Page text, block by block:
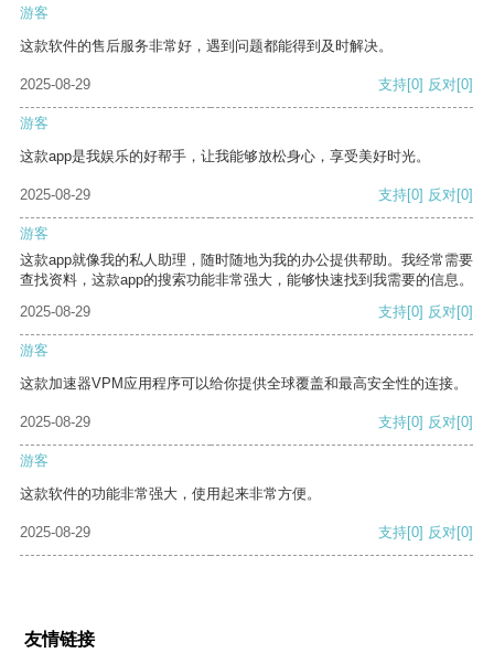
游客
这款软件的售后服务非常好，遇到问题都能得到及时解决。
2025-08-29 支持[0] 反对[0]
游客
这款app是我娱乐的好帮手，让我能够放松身心，享受美好时光。
2025-08-29 支持[0] 反对[0]
游客
这款app就像我的私人助理，随时随地为我的办公提供帮助。我经常需要
查找资料，这款app的搜索功能非常强大，能够快速找到我需要的信息。
2025-08-29
支持[0] 反对[0]
游客
这款加速器VPM应用程序可以给你提供全球覆盖和最高安全性的连接。
2025-08-29 支持[0] 反对[0]
游客
这款软件的功能非常强大，使用起来非常方便。
2025-08-29 支持[0] 反对[0]
友情链接